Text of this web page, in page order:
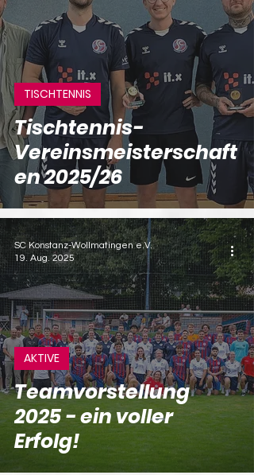
Tischtennis-
Vereinsmeisterschaft
en 2025/26
TISCHTENNIS
Teamvorstellung
2025 - ein voller
Erfolg!
AKTIVE
SC Konstanz-Wollmatingen e.V.
19. Aug. 2025